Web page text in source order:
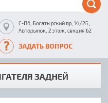
С-Пб, Богатырский пр, 14/2Б,
Авторынок, 2 этаж, секция 62
ЗАДАТЬ ВОПРОС
ЗАДНЕЙ